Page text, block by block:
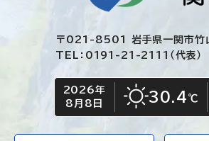
〒021-8501 岩手県一関市竹
TEL：0191-21-2111（代表）
今日の日付
2026年
8月8日
今日の天気
晴れ 30.4 ℃